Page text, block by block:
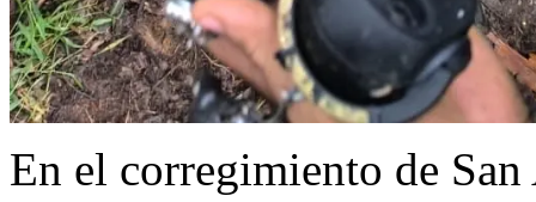
En el corregimiento de